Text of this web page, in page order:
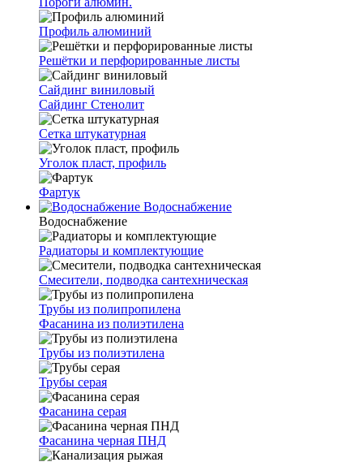
Профиль алюминий
Решётки и перфорированные листы
Сайдинг виниловый
Сайдинг Стенолит
Сетка штукатурная
Уголок пласт, профиль
Фартук
Водоснабжение
Водоснабжение
Радиаторы и комплектующие
Смесители, подводка сантехническая
Трубы из полипропилена
Фасанина из полиэтилена
Трубы из полиэтилена
Трубы серая
Фасанина серая
Фасанина черная ПНД